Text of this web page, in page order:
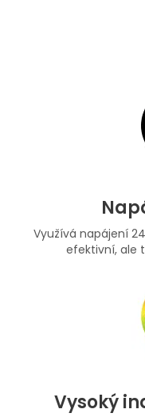
Využívá napájení
efektivní, ale
Vysoký